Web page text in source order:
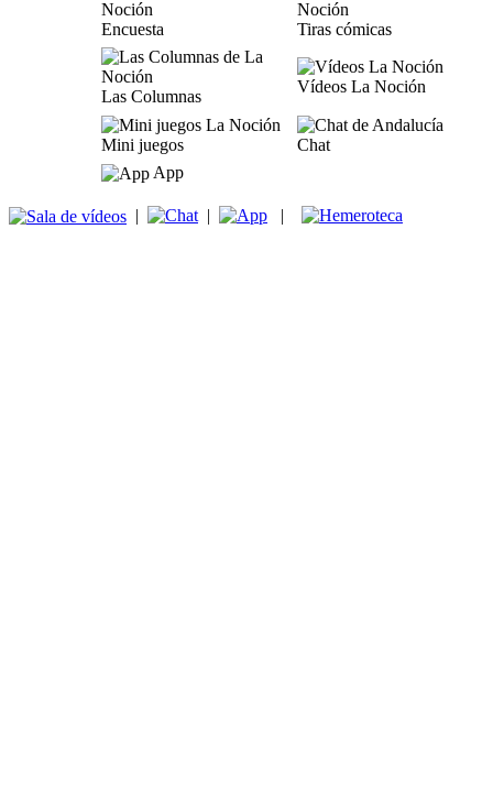
Encuesta Tiras cómicas
Las Columnas
Vídeos La Noción
Mini juegos
Chat
App
| | |